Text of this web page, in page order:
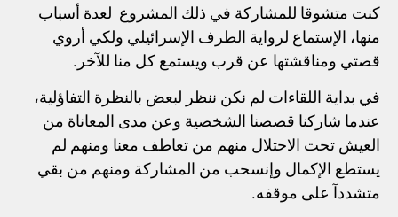
كنت متشوقا للمشاركة في ذلك المشروع لعدة أسباب
منها، الإستماع لرواية الطرف الإسرائيلي ولكي أروي
قصتي ومناقشتها عن قرب ويستمع كل منا للآخر.
في بداية اللقاءات لم نكن ننظر لبعض بالنظرة التفاؤلية،
عندما شاركنا قصصنا الشخصية وعن مدى المعاناة من
العيش تحت الاحتلال منهم من تعاطف معنا ومنهم لم
يستطع الإكمال وإنسحب من المشاركة ومنهم من بقي
متشددآ على موقفه.